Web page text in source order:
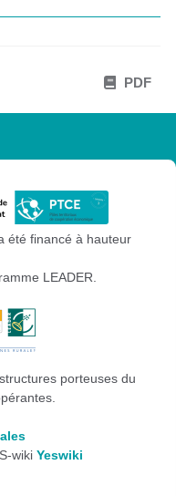
PDF
été financé à hauteur
LEADER.
porteuses du
wiki Yeswiki